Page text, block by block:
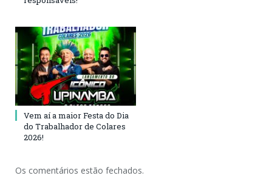
Vem aí a maior Festa do Dia
do Trabalhador de Colares
2026!
Os comentários estão fechados.